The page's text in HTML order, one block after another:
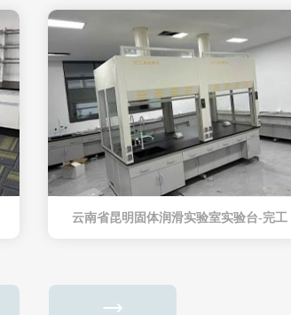
云南省昆明固体润滑实验室实验台-完工